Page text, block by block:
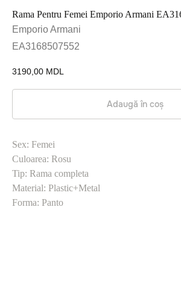
Rama Pentru Femei Emporio Armani
Emporio Armani
EA3168507552
3190,00 MDL
Adaugă în coș
Sex: Femei
Culoarea: Rosu
Tip: Rama completa
Material: Plastic+Metal
Forma: Panto